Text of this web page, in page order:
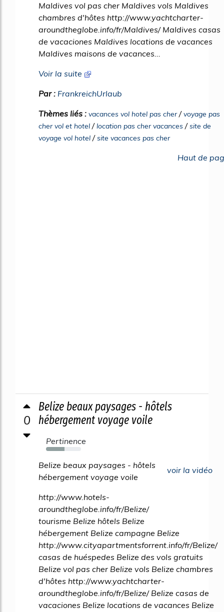
Maldives vol pas cher Maldives vols Maldives
chambres d'hôtes http://www.yachtcharter-
aroundtheglobe.info/fr/Maldives/ Maldives casas
de vacaciones Maldives locations de vacances
Maldives maisons de vacances...
Voir la suite
Par : FrankreichUrlaub
Thèmes liés : vacances vol hotel pas cher/voyage pas
cher vol et hotel /location pas cher vacances /site de
voyage vol hotel /site vacances pas cher
Haut de
0
Belize beaux paysages - hôtels
hébergement voyage voile
Pertinence
53%
voir la vidéo
Belize beaux paysages - hôtels
hébergement voyage voile
http://www.hotels-
aroundtheglobe.info/fr/Belize/
tourisme Belize hôtels Belize
hébergement Belize campagne Belize
http://www.cityapartmentsforrent.info/fr/Belize/
casas de huéspedes Belize des vols gratuits
Belize vol pas cher Belize vols Belize chambres
d'hôtes http://www.yachtcharter-
aroundtheglobe.info/fr/Belize/ Belize casas de
vacaciones Belize locations de vacances Belize